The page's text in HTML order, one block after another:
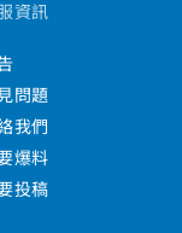
資訊
問題
我們
爆料
投稿